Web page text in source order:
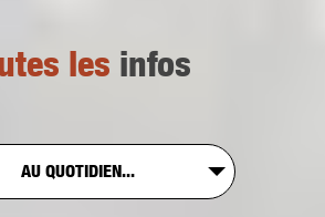
les infos
AU QUOTIDIEN...